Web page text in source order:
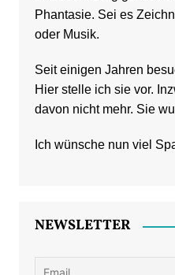
Phantasie. Sei es
oder Musik.
Seit einigen Jahren
Hier stelle ich sie vor.
davon nicht mehr. Sie
Ich wünsche nun viel
NEWSLETTER